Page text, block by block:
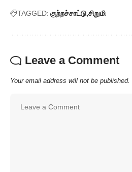
TAGGED: குற்றச்சாட்டு சிறுமி
Leave a Comment
Your email address will not be published.